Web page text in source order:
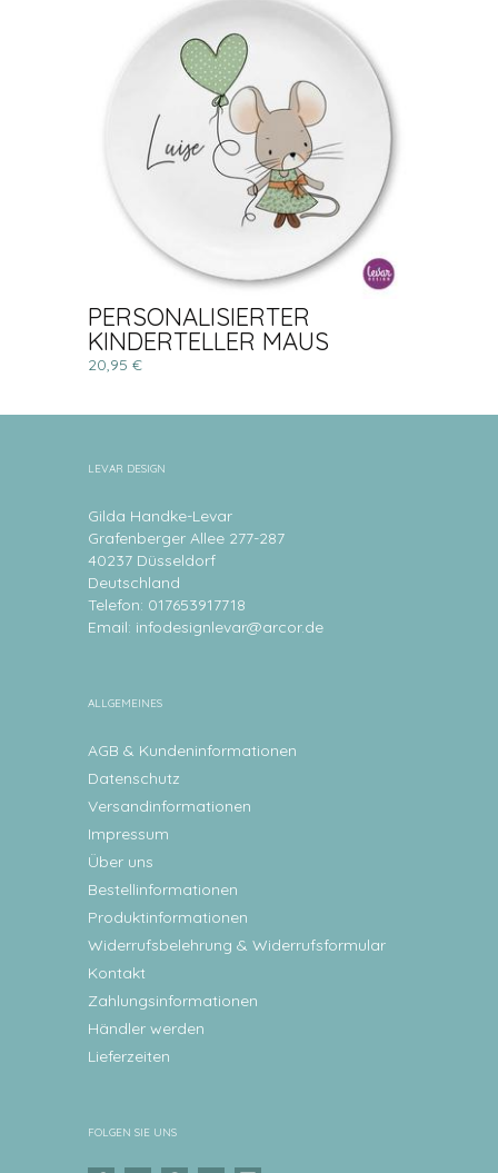
PERSONALISIERTER
KINDERTELLER MAUS
20,95 €
LEVAR DESIGN
Gilda Handke-Levar
Grafenberger Allee 277-287
40237 Düsseldorf
Deutschland
Telefon: 017653917718
Email: infodesignlevar@arcor.de
ALLGEMEINES
AGB & Kundeninformationen
Datenschutz
Versandinformationen
Impressum
Über uns
Bestellinformationen
Produktinformationen
Widerrufsbelehrung & Widerrufsformular
Kontakt
Zahlungsinformationen
Händler werden
Lieferzeiten
FOLGEN SIE UNS